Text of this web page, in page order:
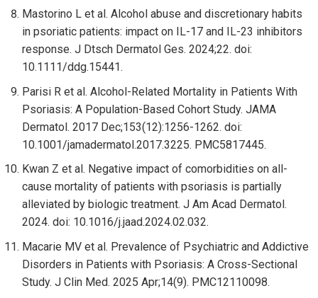
Mastorino L et al. Alcohol abuse and discretionary habits
in psoriatic patients: impact on IL-17 and IL-23 inhibitors
response. J Dtsch Dermatol Ges. 2024;22. doi:
10.1111/ddg.15441.
Parisi R et al. Alcohol-Related Mortality in Patients With
Psoriasis: A Population-Based Cohort Study. JAMA
Dermatol. 2017 Dec;153(12):1256-1262. doi:
10.1001/jamadermatol.2017.3225. PMC5817445.
Kwan Z et al. Negative impact of comorbidities on all-
cause mortality of patients with psoriasis is partially
alleviated by biologic treatment. J Am Acad Dermatol.
2024. doi: 10.1016/j.jaad.2024.02.032.
Macarie MV et al. Prevalence of Psychiatric and Addictive
Disorders in Patients with Psoriasis: A Cross-Sectional
Study. J Clin Med. 2025 Apr;14(9). PMC12110098.